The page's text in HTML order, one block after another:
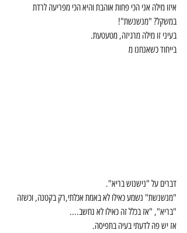
איזו מילה אני הכי פחות אוהבת והיא הכי מפריעה לרדת
במשקל? "מנשנשת"!
בעיני זו מילה מרגיזה, מטעטעת.
בייחוד כשאנחנו מ
דברים על "נישנוש בריא".
"מנשנשת" נשמע כאילו לא באמת אכלתי,רק בקטנה, וכשזה
"בריא", "אז בכלל זה כאילו לא נחשב....
אז יש פה לדעתי בעיה בתפיסה.